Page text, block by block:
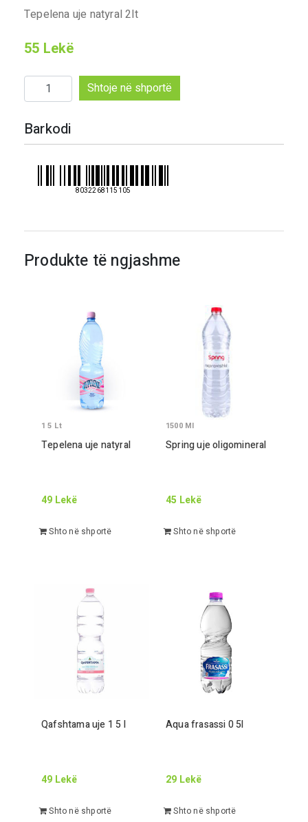
Tepelena uje natyral 2lt
55 Lekë
Sasi
Tepelena
natyral
2lt
Shtoje në shportë
Barkodi
8032268115105
Produkte të ngjashme
Tepelena uje natyral
1 5 Lt
49 Lekë
Shto në shportë
Spring uje oligomineral
1500Ml
45 Lekë
Shto në shportë
Qafshtama uje 1 5l
49 Lekë
Shto në shportë
Aqua frasassi0 5l
29 Lekë
Shto në shportë